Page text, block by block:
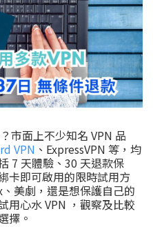
市面上不少知名 VPN 品
VPN 、ExpressVPN 等，均
7 天體驗、30 天退款保
卡即可啟用的限時試用方
美劇，還是想保護自己的
用心水 VPN ，觀察及比較
擇。